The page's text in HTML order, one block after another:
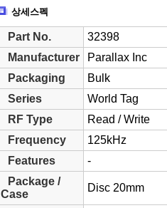
상세스펙
Part No.
32398
Manufacturer
Parallax Inc
Packaging
Bulk
Series
World Tag
RF Type
Read / Write
Frequency
125kHz
Features
-
Package /
Case
Disc 20mm